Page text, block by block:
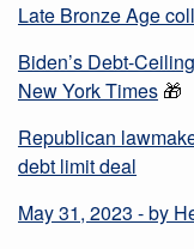
Late Bronze Age
Biden’s Debt-
New York Times 🎁
Republican
debt limit deal
May 31, 2023 - by